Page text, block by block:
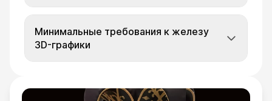
Минимальные требования к железу
3D-графики